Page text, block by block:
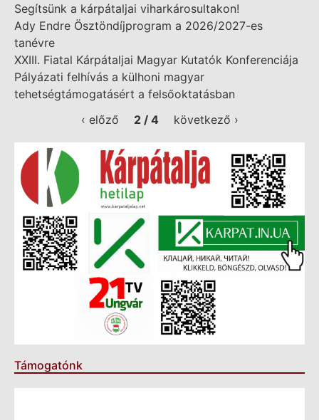
Segítsünk a kárpátaljai viharkárosultakon!
Ady Endre Ösztöndíjprogram a 2026/2027-es
tanévre
XXIII. Fiatal Kárpátaljai Magyar Kutatók Konferenciája
Pályázati felhívás a külhoni magyar
tehetségtámogatásért a felsőoktatásban
‹ előző
2 / 4 következő ›
Támogatónk